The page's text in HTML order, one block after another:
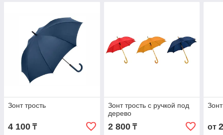
Зонт трость
4 100 ₸
Зонт трость с ручкой под
дерево
2 800₸ от